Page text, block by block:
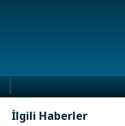
İlgili Haberler